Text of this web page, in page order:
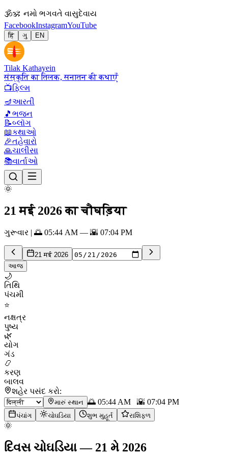
🕉ॐ નમો ભગવતે વાસુદેવાય
FacebookInstagramYouTube
हिं ગુ EN
Tilak Kathayein
संस्कृति का तिलक, सनातन की कथाएँ
📺ફિલ્મ
🪔આરતી
🎵 ભજન
📝બ્લૉગ
📖કથાઓ
🎉તહેવારો
🙏ચાલીસા
📚વાર્તાઓ
🌞
21 मई 2026 का चौघड़िया
ગુરૂવાર | 🌅 05:44 AM — 🌇 07:04 PM
21 मई 2026
આજ
🌙
તિથિ
પંચમી
⭐
નક્ષત્ર
પુષ્ય
🌿
યોગ
ગંડ
📿
કરણ
બાલવ
શહેર પસંદ કરો:
મારું સ્થાન 🌅 05:44 AM 🌇 07:04 PM
પંચાંગ ચોઘડિયા શુભ મુહૂર્ત રાશિફળ
🌞
દિવસ ચોઘડિયા— 21 મે 2026